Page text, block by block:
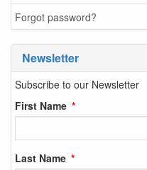
Forgot password?
Newsletter
Subscribe to our Newsletter
First Name
Last Name